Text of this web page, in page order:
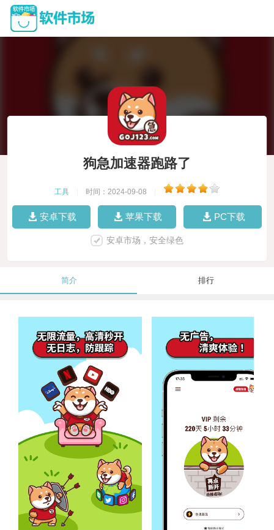
狗急加速器跑路了
工具 时间：2024-09-08
安卓下载 苹果下载 PC下载
安卓市场，安全绿色
简介 排行